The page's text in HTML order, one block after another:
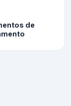
de